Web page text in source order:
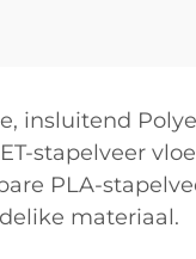
insluitend
stapelveer
PLA-
materiaal.